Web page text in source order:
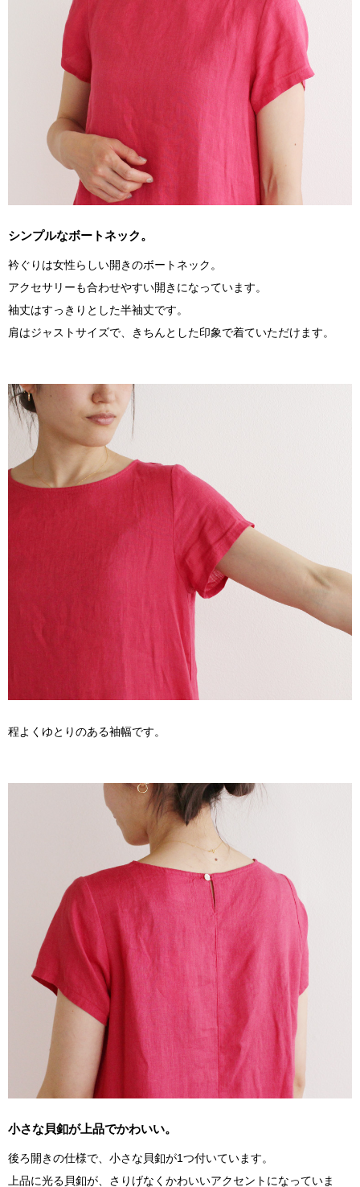
シンプルなボートネック。
衿ぐりは女性らしい開きのボートネック。
アクセサリーも合わせやすい開きになっています。
袖丈はすっきりとした半袖丈です。
肩はジャストサイズで、きちんとした印象で着ていただけます。
程よくゆとりのある袖幅です。
小さな貝釦が上品でかわいい。
後ろ開きの仕様で、小さな貝釦が1つ付いています。
上品に光る貝釦が、さりげなくかわいいアクセントになっていま